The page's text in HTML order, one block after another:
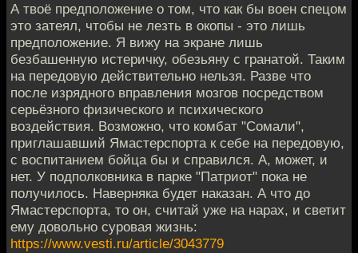
А твоё предположение о том, что как бы воен спецом
это затеял, чтобы не лезть в окопы - это лишь
предположение. Я вижу на экране лишь
безбашенную истеричку, обезьяну с гранатой. Таким
на передовую действительно нельзя. Разве что
после изрядного вправления мозгов посредством
серьёзного физического и психического
воздействия. Возможно, что комбат "Сомали",
приглашавший Ямастерспорта к себе на передовую,
с воспитанием бойца бы и справился. А, может, и
нет. У подполковника в парке "Патриот" пока не
получилось. Наверняка будет наказан. А что до
Ямастерспорта, то он, считай уже на нарах, и светит
ему довольно суровая жизнь:
https://www.vesti.ru/article/3043779